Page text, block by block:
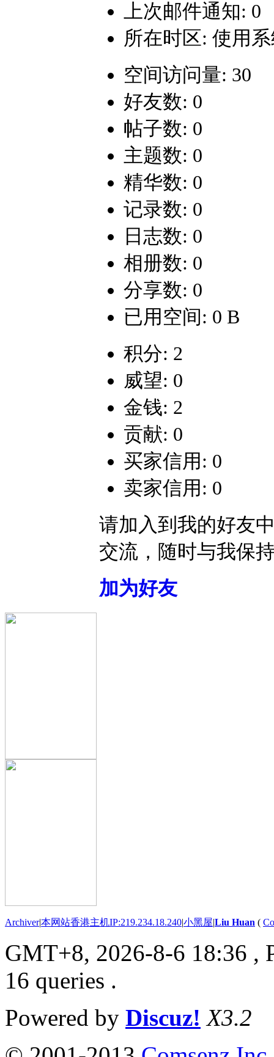
上次邮件通知: 0
所在时区: 使用
空间访问量: 30
好友数: 0
帖子数: 0
主题数: 0
精华数: 0
记录数: 0
日志数: 0
相册数: 0
分享数: 0
已用空间: 0 B
积分: 2
威望: 0
金钱: 2
贡献: 0
买家信用: 0
卖家信用: 0
请加入到我的好友
交流，随时与我保
加为好友
Archiver|本网站香港主机IP:219.234.18.240|小黑屋|Liu Huan (
GMT+8, 2026-8-6 18:36 ,
16 queries .
Powered by Discuz! X3.2